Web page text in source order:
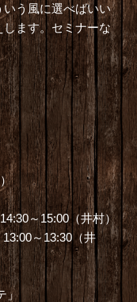
う風に選べばいい
ます。セミナーな
～15:00（井村）
～13:30（井
」